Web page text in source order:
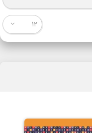
12